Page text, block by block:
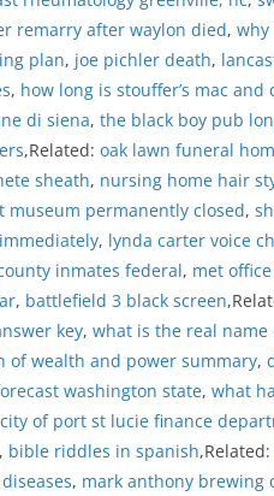
lingkungan
komunikasi
keluhan
sekitar
dalam kegiatan
warga untuk
penuh, bukan
penghormatan
perayaan HUT
bahwa
salah satu
memperingati
mengimbau
depan rumah
bentuk
para pahlawan
Aiptu Muliyadi
juga
bendera yang
remarry after waylon died, why
plan, joe pichler death,
, how long is stouffer’s mac and
di siena, the black boy pub
,Related: oak lawn funeral
sheath, nursing home hair
museum permanently closed,
, lynda carter voice
inmates federal, met
, battlefield 3 black screen
key, what is the real
of wealth and power summary,
washington state, what
city of port st lucie finance
, bible riddles in spanish,Related:
, mark anthony brewing